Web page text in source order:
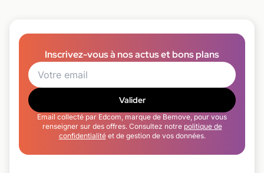
Inscrivez-vous à nos actus et bons plans
Valider
Email collecté par Edcom, marque de Bemove, pour vous
renseigner sur des offres. Consultez notre politique de
confidentialitéet de gestion de vos données.